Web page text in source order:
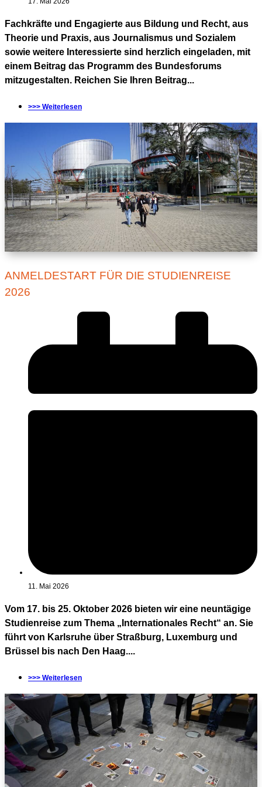
Fachkräfte und Engagierte aus Bildung und Recht, aus
Theorie und Praxis, aus Journalismus und Sozialem
sowie weitere Interessierte sind herzlich eingeladen, mit
einem Beitrag das Programm des Bundesforums
mitzugestalten. Reichen Sie Ihren Beitrag...
>>> Weiterlesen
ANMELDESTART FÜR DIE STUDIENREISE
2026
11. Mai 2026
Vom 17. bis 25. Oktober 2026 bieten wir eine neuntägige
Studienreise zum Thema „Internationales Recht“ an. Sie
führt von Karlsruhe über Straßburg, Luxemburg und
Brüssel bis nach Den Haag....
>>> Weiterlesen